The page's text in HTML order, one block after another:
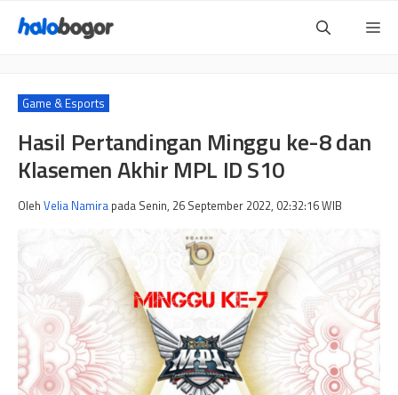
Game & Esports
Hasil Pertandingan Minggu ke-8 dan
Klasemen Akhir MPL ID S10
Oleh Velia Namira pada Senin, 26 September 2022, 02:32:16WIB